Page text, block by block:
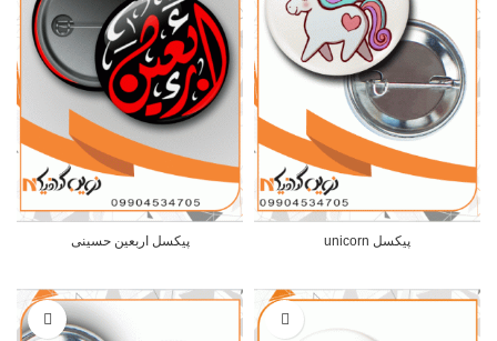
پیکسل unicorn پیکسل اربعین حسینی